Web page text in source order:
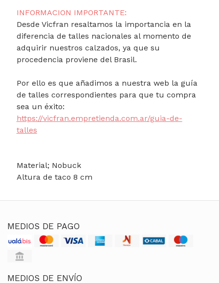
INFORMACION IMPORTANTE:
Desde Vicfran resaltamos la importancia en la
diferencia de talles nacionales al momento de
adquirir nuestros calzados, ya que su
procedencia proviene del Brasil.
Por ello es que añadimos a nuestra web la guía
de talles correspondientes para que tu compra
sea un éxito:
https://vicfran.empretienda.com.ar/guia-de-
talles
Material; Nobuck
Altura de taco 8 cm
MEDIOS DE PAGO
MEDIOS DE ENVÍO